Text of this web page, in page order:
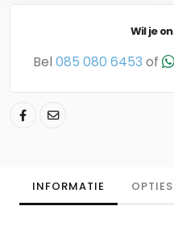
Wil je
Bel 085 080 6453 of
INFORMATIE OPTIES